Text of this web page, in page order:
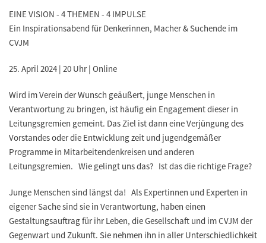
EINE VISION - 4 THEMEN - 4 IMPULSE
Ein Inspirationsabend für Denkerinnen, Macher & Suchende im
CVJM
25. April 2024 | 20 Uhr | Online
Wird im Verein der Wunsch geäußert, junge Menschen in
Verantwortung zu bringen, ist häufig ein Engagement dieser in
Leitungsgremien gemeint. Das Ziel ist dann eine Verjüngung des
Vorstandes oder die Entwicklung zeit und jugendgemäßer
Programme in Mitarbeitendenkreisen und anderen
Leitungsgremien. Wie gelingt uns das? Ist das die richtige Frage?
Junge Menschen sind längst da! Als Expertinnen und Experten in
eigener Sache sind sie in Verantwortung, haben einen
Gestaltungsauftrag für ihr Leben, die Gesellschaft und im CVJM der
Gegenwart und Zukunft. Sie nehmen ihn in aller Unterschiedlichkeit